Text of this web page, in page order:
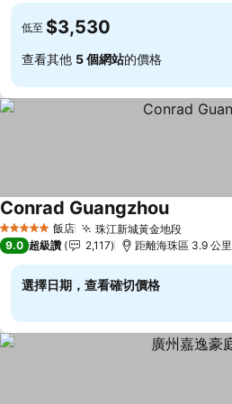
低至 $3,530
查看其他 5 個網站的價格
5 星級 飯店 珠江新城黃金地段查看價格
Conrad Guangzhou查看價格
9.0 超級讚 2,117 距離海珠區 3.9 公里
選擇日期，查看確切價格